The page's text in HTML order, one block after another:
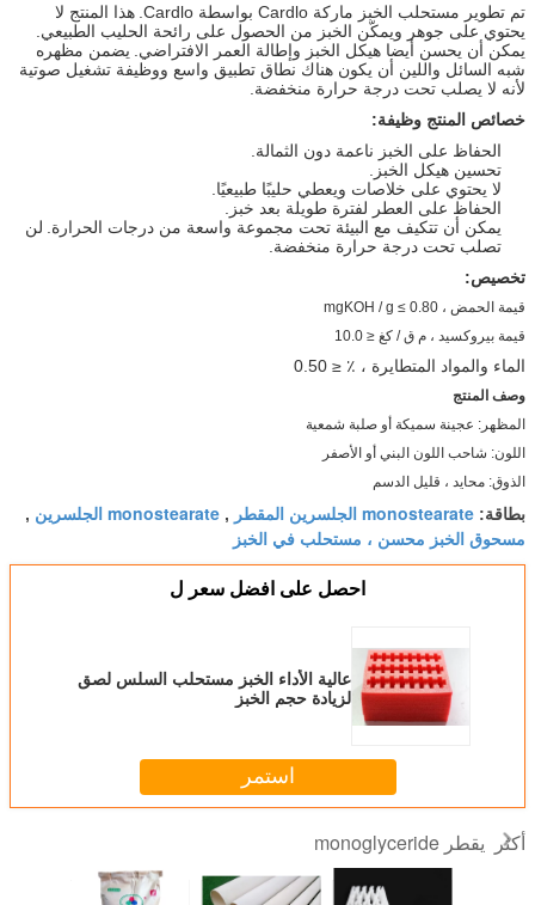
تم تطوير مستحلب الخبز ماركة Cardlo بواسطة Cardlo.
هذا المنتج لا
يحتوي على جوهر ويمكّن الخبز من الحصول على رائحة الحليب الطبيعي.
يمكن أن يحسن أيضا هيكل الخبز وإطالة العمر الافتراضي. يضمن مظهره
شبه السائل واللين أن يكون هناك نطاق تطبيق واسع ووظيفة تشغيل صوتية
لأنه لا يصلب تحت درجة حرارة منخفضة.
خصائص المنتج وظيفة:
الحفاظ على الخبز ناعمة دون الثمالة.
تحسين هيكل الخبز.
لا يحتوي على خلاصات ويعطي حليبًا طبيعيًا.
الحفاظ على العطر لفترة طويلة بعد خبز.
يمكن أن تتكيف مع البيئة تحت مجموعة واسعة من درجات الحرارة. لن
تصلب تحت درجة حرارة منخفضة.
تخصيص:
قيمة الحمض ، mgKOH / g ≤ 0.80
قيمة بيروكسيد ، م ق / كغ ≤ 10.0
الماء والمواد المتطايرة ، ٪ ≤ 0.50
وصف المنتج
المظهر: عجينة سميكة أو صلبة شمعية
اللون: شاحب اللون البني أو الأصفر
الذوق: محايد ، قليل الدسم
بطاقة: monostearate الجلسرين المقطر , monostearate الجلسرين ,
مسحوق الخبز محسن ، مستحلب في الخبز
احصل على افضل سعر ل
عالية الأداء الخبز مستحلب السلس لصق
لزيادة حجم الخبز
استمر
أكثر يقطر monoglyceride